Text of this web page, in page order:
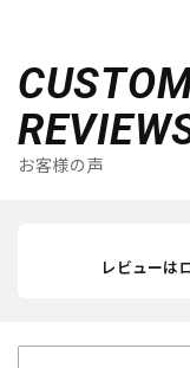
お客様の声
レビューは